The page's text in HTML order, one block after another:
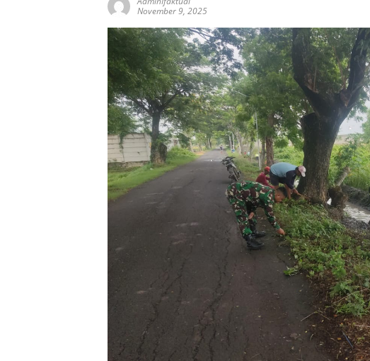
November 9, 2025